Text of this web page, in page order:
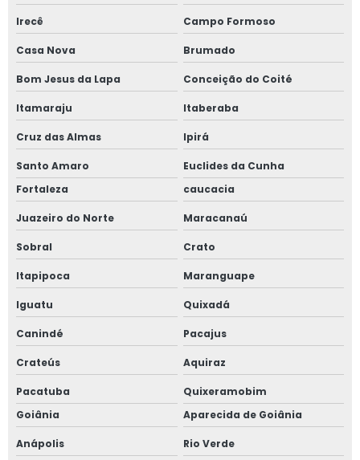
Irecê Campo Formoso
Casa Nova Brumado
Bom Jesus da Lapa Conceição do Coité
Itamaraju Itaberaba
Cruz das Almas Ipirá
Santo Amaro
Euclides da Cunha
Fortaleza
caucacia
Juazeiro do Norte Maracanaú
Sobral Crato
Itapipoca Maranguape
Iguatu Quixadá
Canindé Pacajus
Crateús Aquiraz
Pacatuba
Quixeramobim
Goiânia
Aparecida de Goiânia
Anápolis Rio Verde